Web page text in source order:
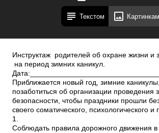
Текстом
Инструктаж родителей об охране жизни и
на период зимних каникул.
Приближается новый год, зимние
позаботиться об организации
безопасности, чтобы праздники прошли
своего соматического, психологического
1.
Соблюдать правила дорожного движения